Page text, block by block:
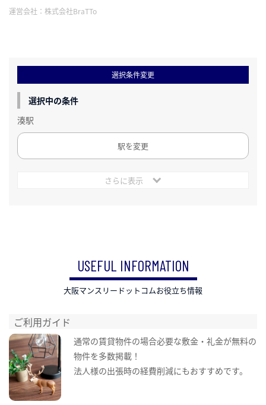
運営会社： 株式会社BraTTo
選択条件変更
選択中の条件
湊駅
駅を変更
さらに表示
USEFUL INFORMATION
大阪マンスリードットコムお役立ち情報
ご利用ガイド
通常の賃貸物件の場合必要な敷金・礼金が無料の
物件を多数掲載！
法人様の出張時の経費削減にもおすすめです。